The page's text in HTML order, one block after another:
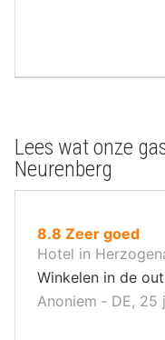
Lees wat onze
Neurenberg
8.8 uit
10
,
Zeer goed
Hotel in
Winkelen in de
Anoniem ‐ DE, 25